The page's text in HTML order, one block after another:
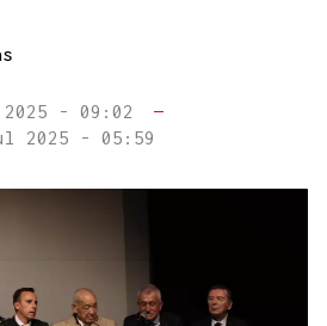
- 09:02
—
2025 - 05:59